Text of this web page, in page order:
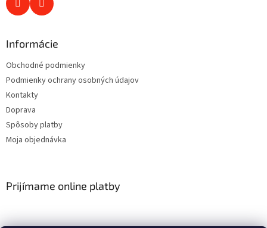
Informácie
Obchodné podmienky
Podmienky ochrany osobných údajov
Kontakty
Doprava
Spôsoby platby
Moja objednávka
Prijímame online platby